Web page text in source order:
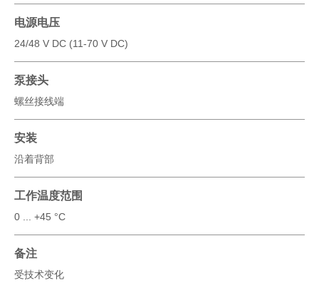
电源电压
24/48 V DC (11-70 V DC)
泵接头
螺丝接线端
安装
沿着背部
工作温度范围
0 ... +45 °C
备注
受技术变化